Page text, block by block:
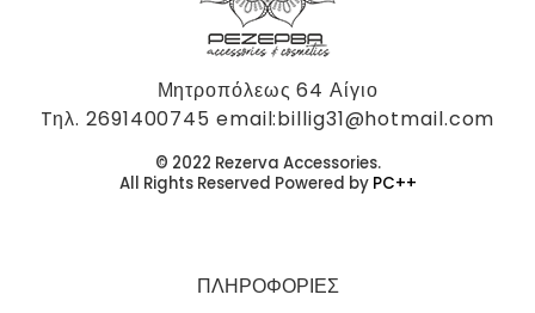
Μητροπόλεως 64 Αίγιο
Tηλ. 2691400745 email:billig31@hotmail.com
© 2022 Rezerva Accessories.
All Rights Reserved Powered by PC++
ΠΛΗΡΟΦΟΡΙΕΣ